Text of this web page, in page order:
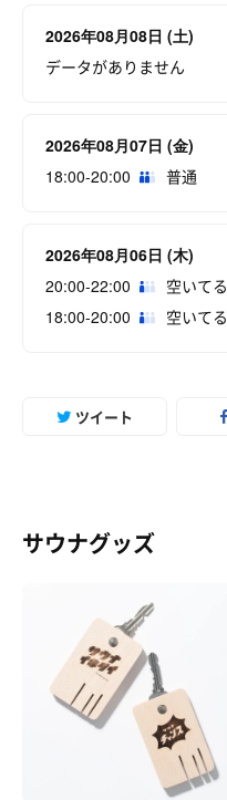
2026年08月08日 (土)
データがありません
2026年08月07日 (金)
18:00-20:00
普通
2026年08月06日 (木)
20:00-22:00
空いてる
18:00-20:00
空いてる
ツイート
サウナグッズ